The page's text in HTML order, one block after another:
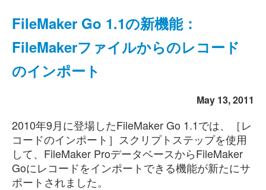
FileMaker Go 1.1の新機能：
FileMakerファイルからのレコード
のインポート
May 13, 2011
2010年9月に登場したFileMaker Go 1.1では、［レ
コードのインポート］スクリプトステップを使用
して、FileMaker ProデータベースからFileMaker
Goにレコードをインポートできる機能が新たにサ
ポートされました。